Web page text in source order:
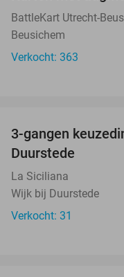
BattleKart Utrecht-
Beusichem
Verkocht: 363
3-gangen
Duurstede
La Siciliana
Wijk bij Duurstede
Verkocht: 31